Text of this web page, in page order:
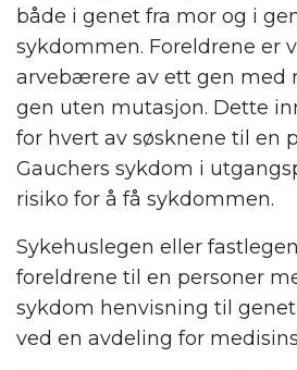
både i genet fra mor og i
sykdommen. Foreldrene er
arvebærere av ett gen med
gen uten mutasjon. Dette
for hvert av søsknene til en
Gauchers sykdom i
risiko for å få sykdommen.
Sykehuslegen eller
foreldrene til en personer
sykdom henvisning til
ved en avdeling for